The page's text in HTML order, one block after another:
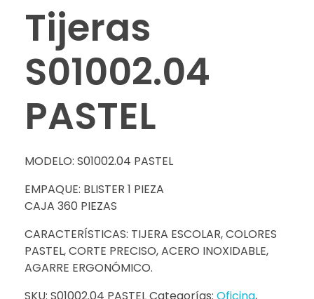
Tijeras
S01002.04
PASTEL
MODELO: S01002.04 PASTEL
EMPAQUE: BLISTER 1 PIEZA
CAJA 360 PIEZAS
CARACTERÍSTICAS: TIJERA ESCOLAR, COLORES
PASTEL, CORTE PRECISO, ACERO INOXIDABLE,
AGARRE ERGONÓMICO.
SKU: S01002.04 PASTELCategorías: Oficina,